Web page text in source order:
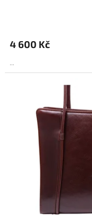
4 600 Kč
...